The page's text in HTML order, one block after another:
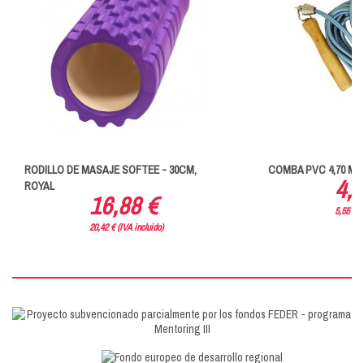
RODILLO DE MASAJE SOFTEE - 30CM,
ROYAL
16,88 €
20,42 € (IVA incluido)
COMBA PVC 4,70
5,55 €